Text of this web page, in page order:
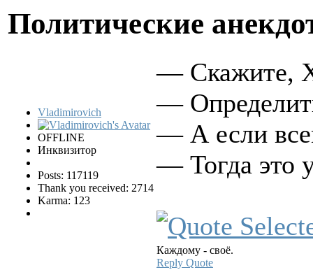
Политические
Vladimirovich
OFFLINE
Инквизитор
Posts: 117119
Thank you received: 2714
Karma: 123
— Скажите,
—
— А если
— Тогда это
Каждому - своё.
Reply Quote